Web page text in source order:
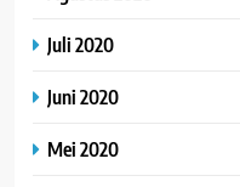
Juli 2020
Juni 2020
Mei 2020